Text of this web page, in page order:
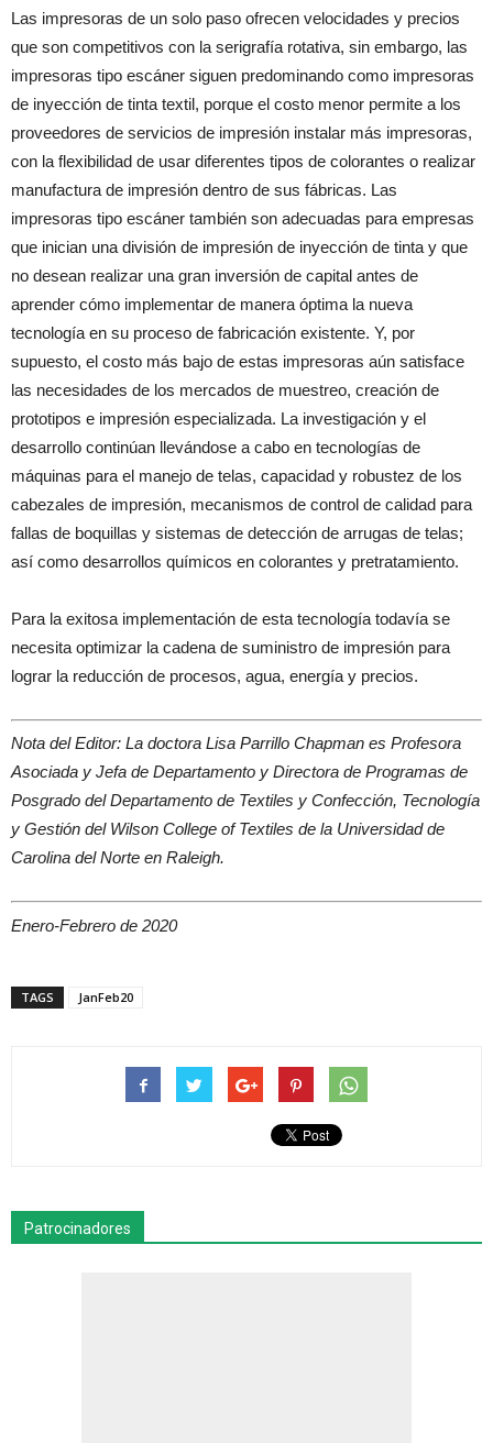
Las impresoras de un solo paso ofrecen velocidades y precios
que son competitivos con la serigrafía rotativa, sin embargo, las
impresoras tipo escáner siguen predominando como impresoras
de inyección de tinta textil, porque el costo menor permite a los
proveedores de servicios de impresión instalar más impresoras,
con la flexibilidad de usar diferentes tipos de colorantes o realizar
manufactura de impresión dentro de sus fábricas. Las
impresoras tipo escáner también son adecuadas para empresas
que inician una división de impresión de inyección de tinta y que
no desean realizar una gran inversión de capital antes de
aprender cómo implementar de manera óptima la nueva
tecnología en su proceso de fabricación existente. Y, por
supuesto, el costo más bajo de estas impresoras aún satisface
las necesidades de los mercados de muestreo, creación de
prototipos e impresión especializada. La investigación y el
desarrollo continúan llevándose a cabo en tecnologías de
máquinas para el manejo de telas, capacidad y robustez de los
cabezales de impresión, mecanismos de control de calidad para
fallas de boquillas y sistemas de detección de arrugas de telas;
así como desarrollos químicos en colorantes y pretratamiento.
Para la exitosa implementación de esta tecnología todavía se
necesita optimizar la cadena de suministro de impresión para
lograr la reducción de procesos, agua, energía y precios.
Nota del Editor: La doctora Lisa Parrillo Chapman es Profesora
Asociada y Jefa de Departamento y Directora de Programas de
Posgrado del Departamento de Textiles y Confección, Tecnología
y Gestión del Wilson College of Textiles de la Universidad de
Carolina del Norte en Raleigh.
Enero-Febrero de 2020
TAGS JanFeb20
Patrocinadores